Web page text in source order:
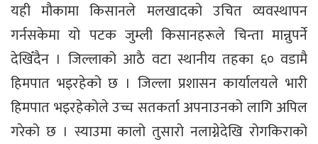
यही मौकामा किसानले मलखादको उचित व्यवस्थापन
गर्नसकेमा यो पटक जुम्ली किसानहरूले चिन्ता मान्नुपर्ने
देखिँदैन । जिल्लाको आठै वटा स्थानीय तहका ६० वडामै
हिमपात भइरहेको छ । जिल्ला प्रशासन कार्यालयले भारी
हिमपात भइरहेकोले उच्च सतकर्ता अपनाउनको लागि अपिल
गरेको छ । स्याउमा कालो तुसारो नलाग्नेदेखि रोगकिराको